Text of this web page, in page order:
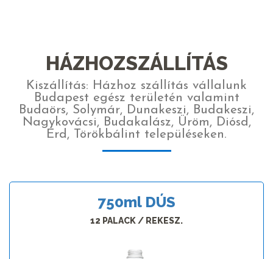
HÁZHOZSZÁLLÍTÁS
Kiszállítás: Házhoz szállítás vállalunk
Budapest egész területén valamint
Budaörs, Solymár, Dunakeszi, Budakeszi,
Nagykovácsi, Budakalász, Üröm, Diósd,
Érd, Törökbálint településeken.
750mlDÚS
12 PALACK / REKESZ.